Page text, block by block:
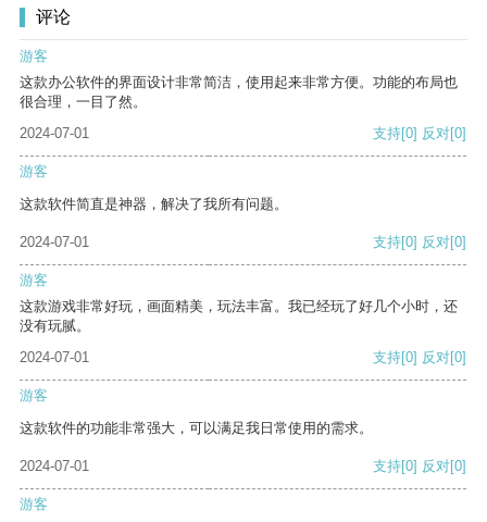
评论
游客
这款办公软件的界面设计非常简洁，使用起来非常方便。功能的布局也
很合理，一目了然。
2024-07-01
支持[0] 反对[0]
游客
这款软件简直是神器，解决了我所有问题。
2024-07-01 支持[0] 反对[0]
游客
这款游戏非常好玩，画面精美，玩法丰富。我已经玩了好几个小时，还
没有玩腻。
2024-07-01
支持[0] 反对[0]
游客
这款软件的功能非常强大，可以满足我日常使用的需求。
2024-07-01 支持[0] 反对[0]
游客